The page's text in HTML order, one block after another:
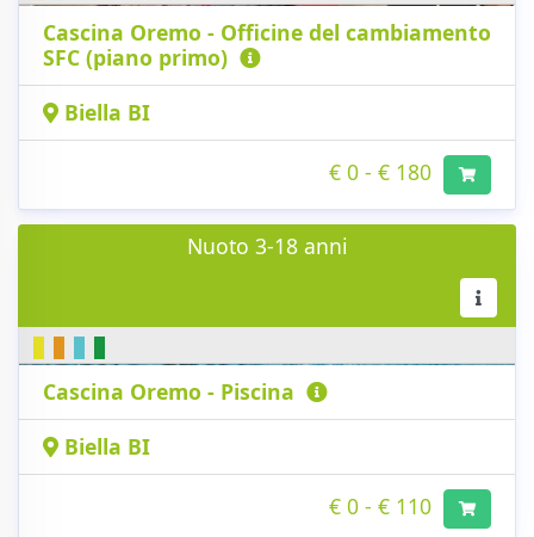
Cascina Oremo - Officine del cambiamento
SFC (piano primo)
Biella BI
€ 0 - € 180
Nuoto 3-18 anni
Cascina Oremo - Piscina
Biella BI
€ 0 - € 110